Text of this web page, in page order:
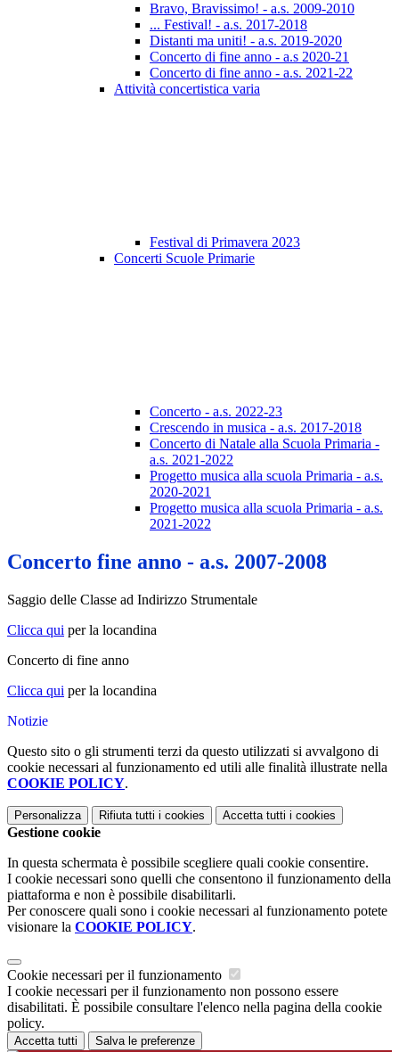
Bravo, Bravissimo! - a.s. 2009-2010
... Festival! - a.s. 2017-2018
Distanti ma uniti! - a.s. 2019-2020
Concerto di fine anno - a.s 2020-21
Concerto di fine anno - a.s. 2021-22
Attività concertistica varia
Festival di Primavera 2023
Concerti Scuole Primarie
Concerto - a.s. 2022-23
Crescendo in musica - a.s. 2017-2018
Concerto di Natale alla Scuola Primaria -
a.s. 2021-2022
Progetto musica alla scuola Primaria - a.s.
2020-2021
Progetto musica alla scuola Primaria - a.s.
2021-2022
Concerto fine anno - a.s. 2007-2008
Saggio delle Classe ad Indirizzo Strumentale
Clicca qui per la locandina
Concerto di fine anno
Clicca qui per la locandina
Notizie
Questo sito o gli strumenti terzi da questo utilizzati si avvalgono di
cookie necessari al funzionamento ed utili alle finalità illustrate nella
COOKIE POLICY.
Personalizza Rifiuta tutti i cookies Accetta tutti i cookies
Gestione cookie
In questa schermata è possibile scegliere quali cookie consentire.
I cookie necessari sono quelli che consentono il funzionamento della
piattaforma e non è possibile disabilitarli.
Per conoscere quali sono i cookie necessari al funzionamento potete
visionare la COOKIE POLICY.
Cookie necessari per il funzionamento
I cookie necessari per il funzionamento non possono essere
disabilitati. È possibile consultare l'elenco nella pagina della cookie
policy.
Accetta tutti Salva le preferenze